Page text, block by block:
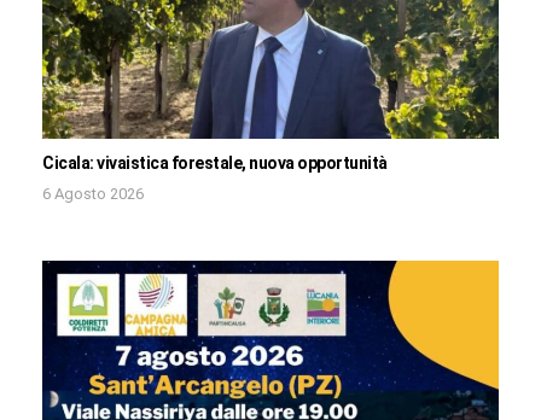
Cicala: vivaistica forestale, nuova opportunità
6 Agosto 2026